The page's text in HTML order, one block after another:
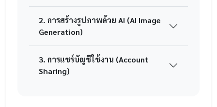
2. การสร้างรูปภาพด้วย AI (AI Image
Generation)
3. การแชร์บัญชีใช้งาน (Account
Sharing)